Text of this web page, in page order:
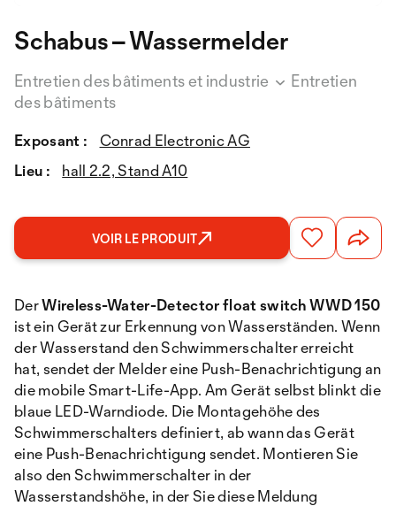
Schabus – Wassermelder
Entretien des bâtiments et industrie
Entretien
des bâtiments
Exposant :
Conrad Electronic AG
Lieu :
hall 2.2, Stand A10
VOIR LE PRODUIT
DerWireless-Water-Detector float switch WWD 150
ist ein Gerät zur Erkennung von Wasserständen. Wenn
der Wasserstand den Schwimmerschalter erreicht
hat, sendet der Melder eine Push-Benachrichtigung an
die mobile Smart-Life-App. Am Gerät selbst blinkt die
blaue LED-Warndiode. Die Montagehöhe des
Schwimmerschalters definiert, ab wann das Gerät
eine Push-Benachrichtigung sendet. Montieren Sie
also den Schwimmerschalter in der
Wasserstandshöhe, in der Sie diese Meldung